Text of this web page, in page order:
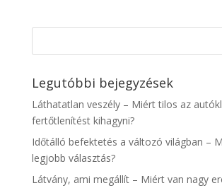
Legutóbbi bejegyzések
Láthatatlan veszély – Miért tilos az
fertőtlenítést kihagyni?
Időtálló befektetés a változó világban –
legjobb választás?
Látvány, ami megállít – Miért van nagy